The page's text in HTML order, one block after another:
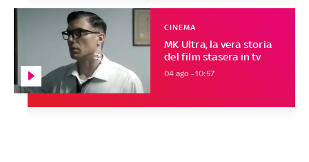
MK Ultra, la vera storia
del film stasera in tv
CINEMA
04 ago - 10:57